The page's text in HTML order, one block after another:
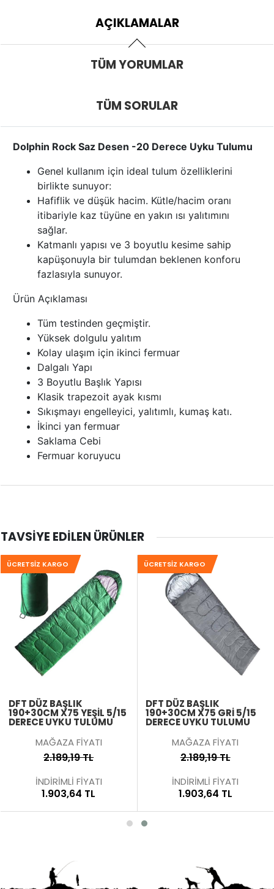
AÇIKLAMALAR
TÜM YORUMLAR
TÜM SORULAR
Dolphin Rock Saz Desen -20 Derece Uyku Tulumu
Genel kullanım için ideal tulum özelliklerini
birlikte sunuyor:
Hafiflik ve düşük hacim. Kütle/hacim oranı
itibariyle kaz tüyüne en yakın ısı yalıtımını
sağlar.
Katmanlı yapısı ve 3 boyutlu kesime sahip
kapüşonuyla bir tulumdan beklenen konforu
fazlasıyla sunuyor.
Ürün Açıklaması
Tüm testinden geçmiştir.
Yüksek dolgulu yalıtım
Kolay ulaşım için ikinci fermuar
Dalgalı Yapı
3 Boyutlu Başlık Yapısı
Klasik trapezoit ayak kısmı
Sıkışmayı engelleyici, yalıtımlı, kumaş katı.
İkinci yan fermuar
Saklama Cebi
Fermuar koruyucu
TAVSIYE EDILEN ÜRÜNLER
ÜCRETSIZ KARGO
DFT DÜZ BAŞLIK
190+30CM X75 YEŞIL 5/15
DERECE UYKU TULUMU
MAĞAZA FİYATI
2.189,19 TL
İNDİRİMLİ FİYATI
1.903,64 TL
ÜCRETSIZ KARGO
DFT DÜZ BAŞLIK
190+30CM X75 GRI 5/15
DERECE UYKU TULUMU
MAĞAZA FİYATI
2.189,19 TL
İNDİRİMLİ FİYATI
1.903,64 TL